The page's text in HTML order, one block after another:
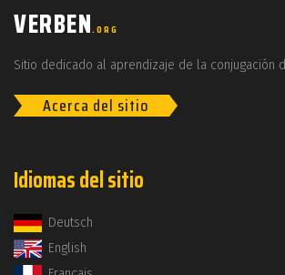
VERBEN.ORG
Sitio dedicado al aprendizaje de la conjugación
Acerca del sitio
Idiomas del sitio
Deutsch
English